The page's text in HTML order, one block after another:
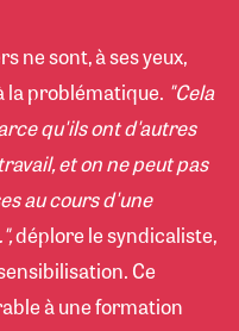
ne sont, à ses yeux,
la problématique. "Cela
qu'ils ont d'autres
et on ne peut pas
au cours d'une
déplore le syndicaliste,
Ce
à une formation